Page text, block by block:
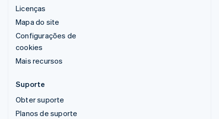
Licenças
Mapa do site
Configurações de
cookies
Mais recursos
Suporte
Obter suporte
Planos de suporte